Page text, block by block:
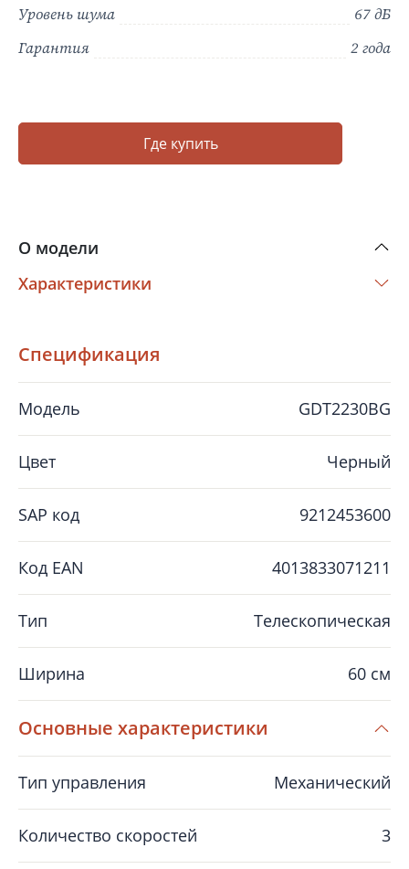
Уровень шума
67 дБ
Гарантия
2 года
Где купить
О модели
Характеристики
Спецификация
Модель GDT2230BG
Цвет Черный
SAP код 9212453600
Код EAN 4013833071211
Тип Телескопическая
Ширина 60 см
Основные характеристики
Тип управления Механический
Количество скоростей 3